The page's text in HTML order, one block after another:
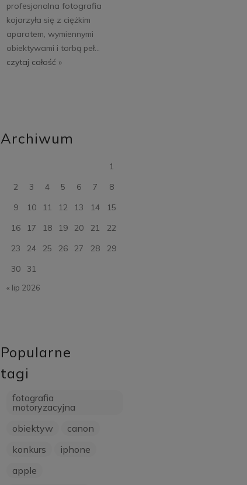
profesjonalna fotografia
kojarzyła się z ciężkim
aparatem, wymiennymi
obiektywami i torbą peł...
czytaj całość »
Archiwum
1
2
3 4 5 6 7
8
9
10 11 12 13 14
15
16
17 18 19 20 21
22
23
24 25 26 27 28
29
30
31
« lip 2026
Popularne
tagi
fotografia
motoryzacyjna
obiektyw
canon
konkurs
iphone
apple